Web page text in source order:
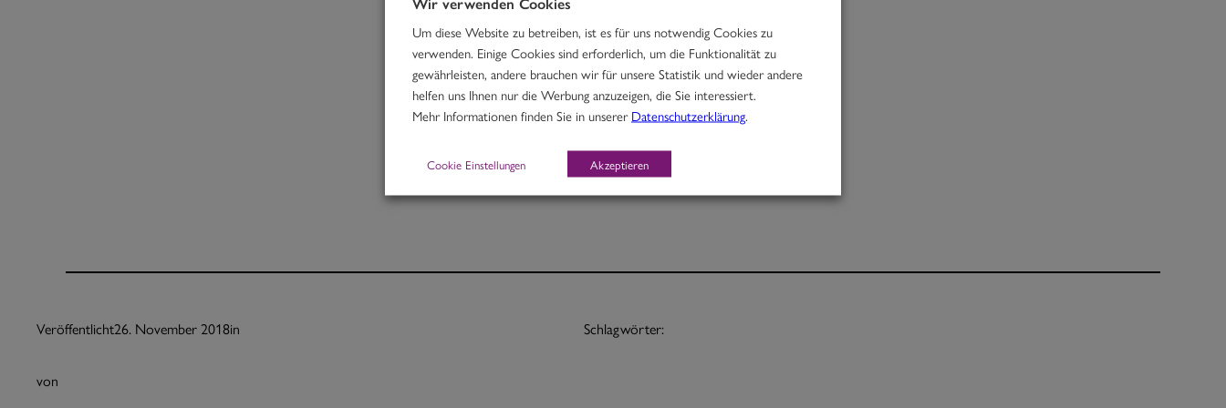
Rindfleischcurry mit Chili, Mandeln & Dörrpflaumen
H, O
Portion 12,30
Veröffentlicht26. November 2018in
von
Schlagwörter:
Um diese Website zu betreiben, ist es für uns notwendig Cookies zu
verwenden. Einige Cookies sind erforderlich, um die Funktionalität zu
gewährleisten, andere brauchen wir für unsere Statistik und wieder andere
helfen uns Ihnen nur die Werbung anzuzeigen, die Sie interessiert.
Mehr Informationen finden Sie in unsererDatenschutzerklärung
Cookie Einstellungen Akzeptieren